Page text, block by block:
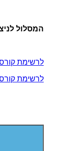
המסלול
לרשימת
לרשימת